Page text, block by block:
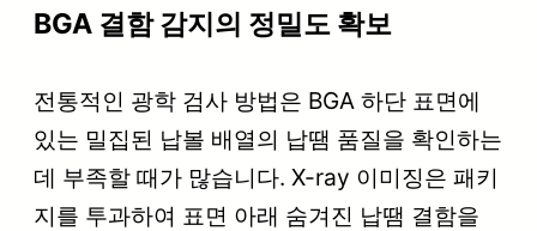
BGA 결함 감지의 정밀도 확보
전통적인 광학 검사 방법은 BGA 하단 표면에
있는 밀집된 납볼 배열의 납땜 품질을 확인하는
데 부족할 때가 많습니다. X-ray 이미징은 패키
지를 투과하여 표면 아래 숨겨진 납땜 결함을